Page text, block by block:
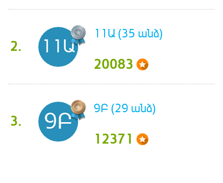
2. 11Ա
11Ա (35 անձ)
20083
3. 9Բ 9Բ (29 անձ)
12371